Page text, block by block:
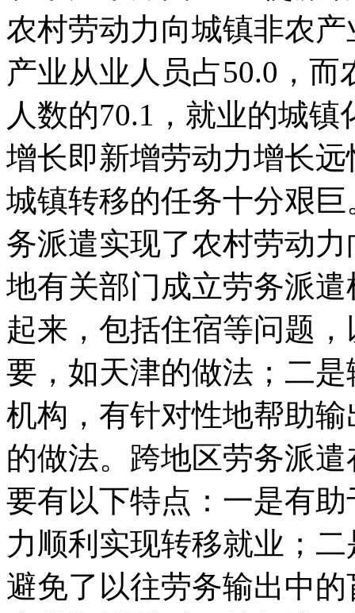
农村劳动力向城镇非农
产业从业人员占50.0，
人数的70.1，就业的城
增长即新增劳动力增长
城镇转移的任务十分
务派遣实现了农村劳动
地有关部门成立劳务派
起来，包括住宿等问题
要，如天津的做法；二
机构，有针对性地帮助
的做法。跨地区劳务派
要有以下特点：一是有
力顺利实现转移就业；
避免了以往劳务输出中